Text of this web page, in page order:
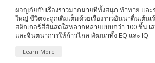
ผจญภัยกับเรื่องราวมากมายที่ทั้งสนุก ท้าทาย แล
ใหญ่ ชีวิตจะถูกเติมเต็มด้วยเรื่องราวอันน่าตื่นเต้นเ
สติกเกอร์สีสันสดใสหลากหลายแบบกว่า 100 ชิ้น เ
และจินตนาการให้ก้าวไกล พัฒนาทั้ง EQ และ IQ
Learn More